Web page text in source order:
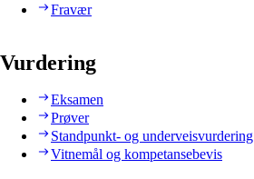
Fravær
Vurdering
Eksamen
Prøver
Standpunkt- og underveisvurdering
Vitnemål og kompetansebevis